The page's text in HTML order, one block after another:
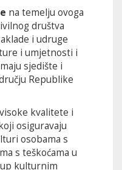
na temelju ovoga
društva
i udruge
i umjetnosti i
sjedište i
Republike
visoke kvalitete i
osiguravaju
osobama s
s teškoćama u
kulturnim